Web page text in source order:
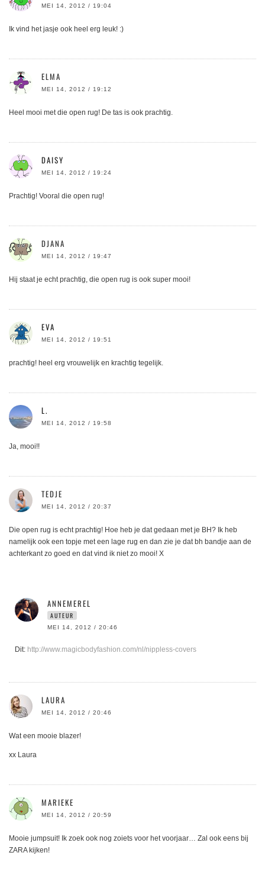
MEI 14, 2012 / 19:04
Ik vind het jasje ook heel erg leuk! :)
ELMA
MEI 14, 2012 / 19:12
Heel mooi met die open rug! De tas is ook prachtig.
DAISY
MEI 14, 2012 / 19:24
Prachtig! Vooral die open rug!
DJANA
MEI 14, 2012 / 19:47
Hij staat je echt prachtig, die open rug is ook super mooi!
EVA
MEI 14, 2012 / 19:51
prachtig! heel erg vrouwelijk en krachtig tegelijk.
L.
MEI 14, 2012 / 19:58
Ja, mooi!!
TEDJE
MEI 14, 2012 / 20:37
Die open rug is echt prachtig! Hoe heb je dat gedaan met je BH? Ik heb
namelijk ook een topje met een lage rug en dan zie je dat bh bandje aan de
achterkant zo goed en dat vind ik niet zo mooi! X
ANNEMEREL
AUTEUR
MEI 14, 2012 / 20:46
Dit: http://www.magicbodyfashion.com/nl/nippless-covers
LAURA
MEI 14, 2012 / 20:46
Wat een mooie blazer!
xx Laura
MARIEKE
MEI 14, 2012 / 20:59
Mooie jumpsuit! Ik zoek ook nog zoiets voor het voorjaar… Zal ook eens bij
ZARA kijken!